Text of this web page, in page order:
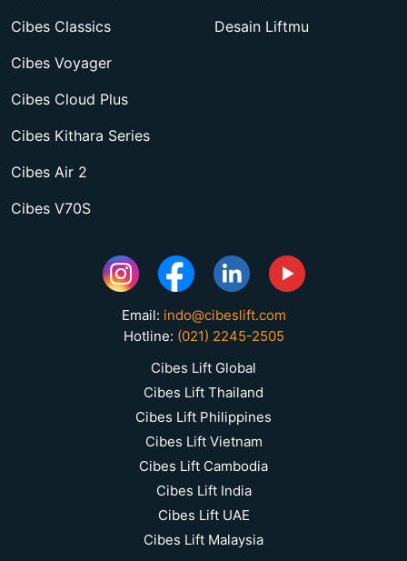
Cibes Classics
Cibes Voyager
Cibes Cloud Plus
Cibes Kithara Series
Cibes Air 2
Cibes V70S
Desain Liftmu
Email: indo@cibeslift.com
Hotline: (021) 2245-2505
Cibes Lift Global
Cibes Lift Thailand
Cibes Lift Philippines
Cibes Lift Vietnam
Cibes Lift Cambodia
Cibes Lift India
Cibes Lift UAE
Cibes Lift Malaysia